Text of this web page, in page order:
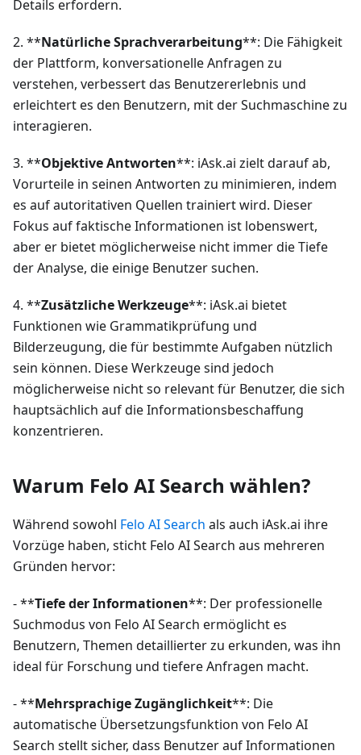
Details erfordern.
2. **Natürliche Sprachverarbeitung**: Die Fähigkeit
der Plattform, konversationelle Anfragen zu
verstehen, verbessert das Benutzererlebnis und
erleichtert es den Benutzern, mit der Suchmaschine zu
interagieren.
3. **Objektive Antworten**: iAsk.ai zielt darauf ab,
Vorurteile in seinen Antworten zu minimieren, indem
es auf autoritativen Quellen trainiert wird. Dieser
Fokus auf faktische Informationen ist lobenswert,
aber er bietet möglicherweise nicht immer die Tiefe
der Analyse, die einige Benutzer suchen.
4. **Zusätzliche Werkzeuge**: iAsk.ai bietet
Funktionen wie Grammatikprüfung und
Bilderzeugung, die für bestimmte Aufgaben nützlich
sein können. Diese Werkzeuge sind jedoch
möglicherweise nicht so relevant für Benutzer, die sich
hauptsächlich auf die Informationsbeschaffung
konzentrieren.
Warum Felo AI Search wählen?
Während sowohl Felo AI Search als auch iAsk.ai ihre
Vorzüge haben, sticht Felo AI Search aus mehreren
Gründen hervor:
- **Tiefe der Informationen**: Der professionelle
Suchmodus von Felo AI Search ermöglicht es
Benutzern, Themen detaillierter zu erkunden, was ihn
ideal für Forschung und tiefere Anfragen macht.
- **Mehrsprachige Zugänglichkeit**: Die
automatische Übersetzungsfunktion von Felo AI
Search stellt sicher, dass Benutzer auf Informationen